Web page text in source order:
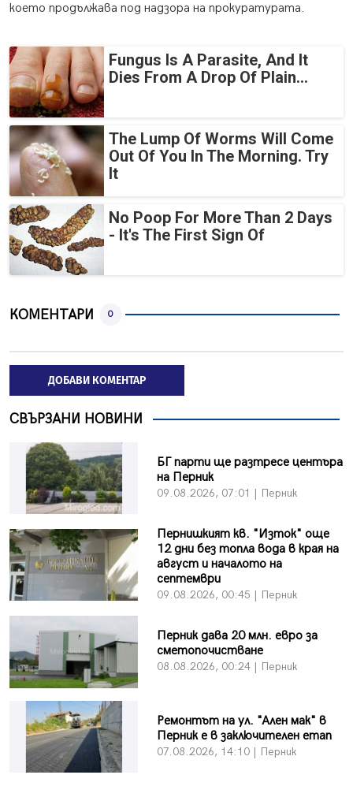
което продължава под надзора на прокуратурата.
Fungus Is A Parasite, And It
Dies From A Drop Of Plain...
The Lump Of Worms Will Come
Out Of You In The Morning. Try
It
No Poop For More Than 2 Days
- It's The First Sign Of
КОМЕНТАРИ 0
ДОБАВИ КОМЕНТАР
СВЪРЗАНИ НОВИНИ
БГ парти ще разтресе центъра
на Перник
09.08.2026, 07:01 | Перник
Пернишкият кв. "Изток" още
12 дни без топла вода в края на
август и началото на
септември
09.08.2026, 00:45 | Перник
Перник дава 20 млн. евро за
сметопочистване
08.08.2026, 00:24 | Перник
Ремонтът на ул. "Ален мак" в
Перник е в заключителен етап
07.08.2026, 14:10 | Перник